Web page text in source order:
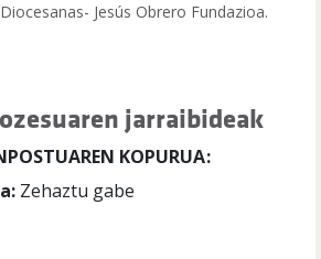
Jesús Obrero Fundazioa.
jarraibideak
KOPURUA:
Zehaztu gabe